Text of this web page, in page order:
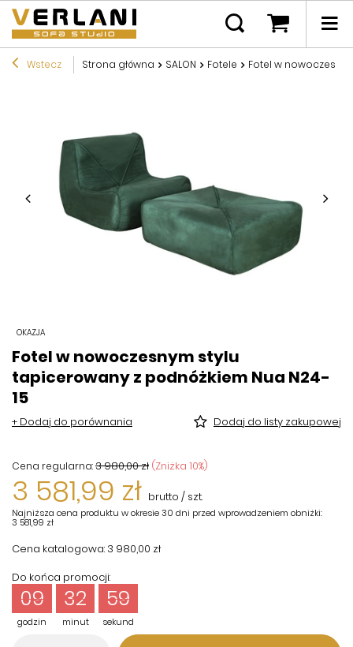
Wstecz Strona główna SALON Fotele Fotel w
OKAZJA
Fotel w nowoczesnym stylu
tapicerowany z podnóżkiem Nua N24-
15
+ Dodaj do porównania Dodaj do listy zakupowej
Cena regularna:3 980,00 zł (Zniżka 10%)
3 581,99 zł brutto / szt.
Najniższa cena produktu w okresie 30 dni przed wprowadzeniem obniżki:
3 581,99 zł
Cena katalogowa: 3 980,00 zł
Do końca promocji:
godzin
09
minut
32
sekund
58